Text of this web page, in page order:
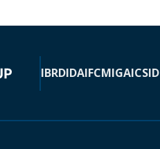
IBRDIDAIFCMIGAICSID